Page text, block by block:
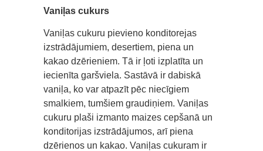
Vaniļas cukurs
Vaniļas cukuru pievieno konditorejas
izstrādājumiem, desertiem, piena un
kakao dzērieniem. Tā ir ļoti izplatīta un
iecienīta garšviela. Sastāvā ir dabiskā
vaniļa, ko var atpazīt pēc niecīgiem
smalkiem, tumšiem graudiņiem. Vaniļas
cukuru plaši izmanto maizes cepšanā un
konditorijas izstrādājumos, arī piena
dzērienos un kakao. Vaniļas cukuram ir